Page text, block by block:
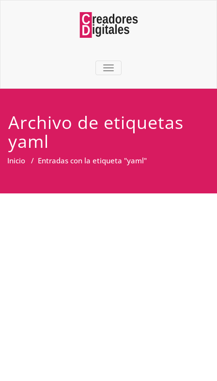
TOGGLE NAVIGATION
Archivo de etiquetas
yaml
Inicio / Entradas con la etiqueta "yaml"